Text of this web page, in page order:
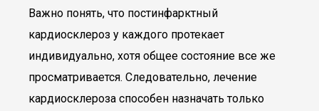
Важно понять, что постинфарктный
кардиосклероз у каждого протекает
индивидуально, хотя общее состояние все же
просматривается. Следовательно, лечение
кардиосклероза способен назначать только